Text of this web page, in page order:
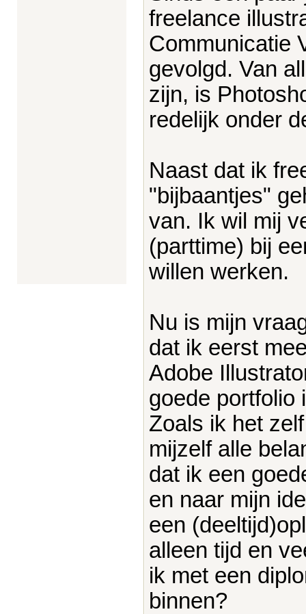
freelance
Communicatie
gevolgd. Van
zijn, is
redelijk onder
Naast dat ik
"bijbaantjes"
van. Ik wil mij
(parttime) bij
willen werken.
Nu is mijn
dat ik eerst
Adobe
goede portfolio
Zoals ik het
mijzelf alle
dat ik een
en naar mijn
een
alleen tijd en
ik met een
binnen?